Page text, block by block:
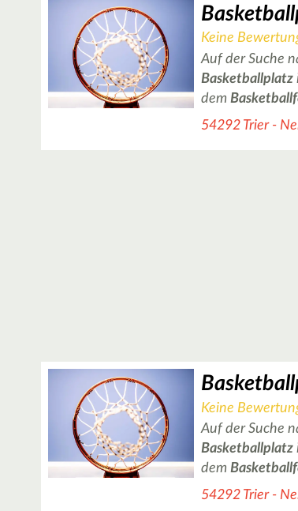
Keine
Auf der Suche
Basketballplatz
dem
54292 Trier -
Keine
Auf der Suche
Basketballplatz
dem
54292 Trier -